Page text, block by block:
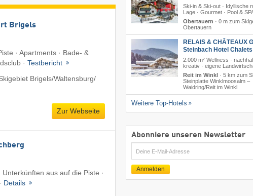
Brigels
· Apartments · Bade- &
· Testbericht
Brigels/​Waltensburg/​
Zur Webseite
aus auf die Piste ·
Details
Ski-in & Ski-out · Idyllische
Lage · Gourmet · Pool &
Obertauern · 0 m zum
Obertauern
RELAIS & CHÂTEAUX
Steinbach Hotel Chalets
2.000 m² Wellness ·
kreativ · eigene
Reit im Winkl· 5 km zum
Steinplatte Winklmoosalm –
Waidring/​Reit im Winkl
Weitere Top-Hotels
Abonniere unseren Newsletter
E-
Mail
Anmelden